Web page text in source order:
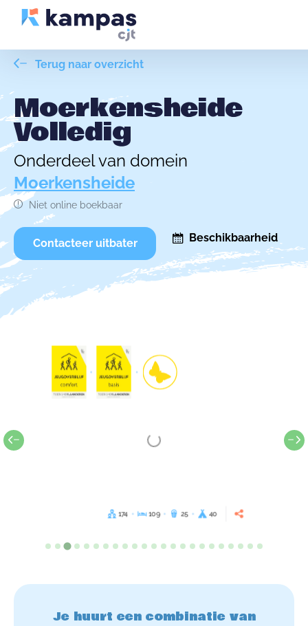
Terug naar overzicht
Moerkensheide
Volledig
Onderdeel van domein
Moerkensheide
Niet online boekbaar
Contacteer uitbater Beschikbaarheid
174 109 25 40
Je huurt een combinatie van